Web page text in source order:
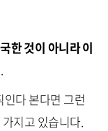
한 것이 아니라 이
다 본다면 그런
지고 있습니다.